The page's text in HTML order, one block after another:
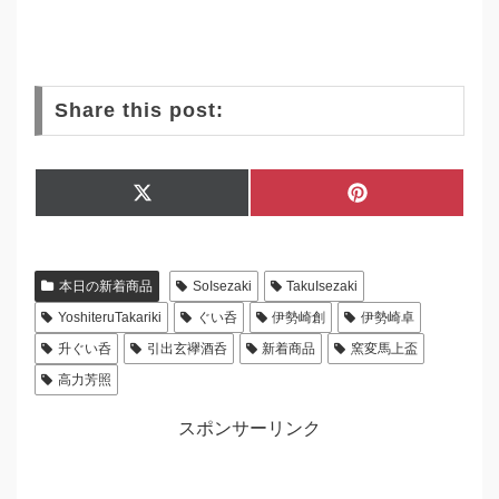
Share this post:
Share
on
X
(
i
t
t
e
r
)
Share
on
P
i
e
s
t
本日の新着商品 SoIsezaki
TakuIsezaki
YoshiteruTakariki
ぐい呑 伊勢崎創
伊勢崎卓
升ぐい呑
引出玄襷酒呑 新着商品
窯変馬上盃
高力芳照
スポンサーリンク